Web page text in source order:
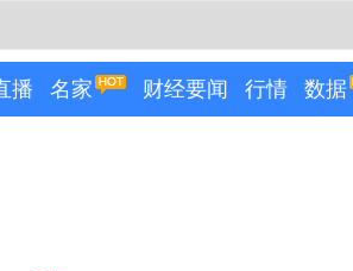
播 名家 财经要闻 行情 数据